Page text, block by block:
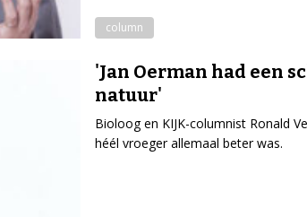
column
'Jan Oerman had een
natuur'
Bioloog en KIJK-columnist Ronald
héél vroeger allemaal beter was.